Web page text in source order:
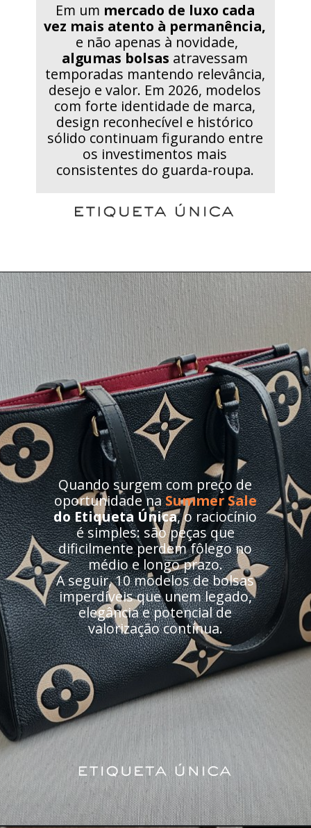
Em um mercado de luxo cada
vez mais atento à permanência,
e não apenas à novidade,
algumas bolsas atravessam
temporadas mantendo relevância,
desejo e valor. Em 2026, modelos
com forte identidade de marca,
design reconhecível e histórico
sólido continuam figurando entre
os investimentos mais
consistentes do guarda-roupa.
Quando surgem com preço de
oportunidade naSummer Sale
do Etiqueta Única, o raciocínio
é simples: são peças que
dificilmente perdem fôlego no
médio e longo prazo.
A seguir, 10 modelos de bolsas
imperdíveis que unem legado,
elegância e potencial de
valorização contínua.